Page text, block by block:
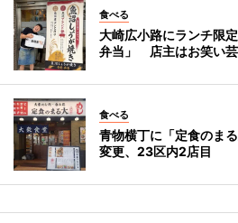
食べる
大崎広小路にランチ限
弁当」 店主はお笑い
食べる
青物横丁に「定食のま
変更、23区内2店目